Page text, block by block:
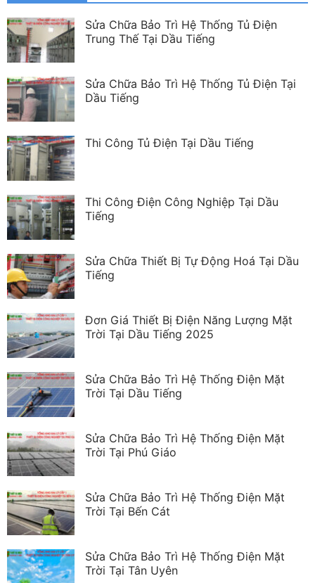
Sửa Chữa Bảo Trì Hệ Thống Tủ Điện
Trung Thế Tại Dầu Tiếng
Sửa Chữa Bảo Trì Hệ Thống Tủ Điện Tại
Dầu Tiếng
Thi Công Tủ Điện Tại Dầu Tiếng
Thi Công Điện Công Nghiệp Tại Dầu
Tiếng
Sửa Chữa Thiết Bị Tự Động Hoá Tại Dầu
Tiếng
Đơn Giá Thiết Bị Điện Năng Lượng Mặt
Trời Tại Dầu Tiếng 2025
Sửa Chữa Bảo Trì Hệ Thống Điện Mặt
Trời Tại Dầu Tiếng
Sửa Chữa Bảo Trì Hệ Thống Điện Mặt
Trời Tại Phú Giáo
Sửa Chữa Bảo Trì Hệ Thống Điện Mặt
Trời Tại Bến Cát
Sửa Chữa Bảo Trì Hệ Thống Điện Mặt
Trời Tại Tân Uyên